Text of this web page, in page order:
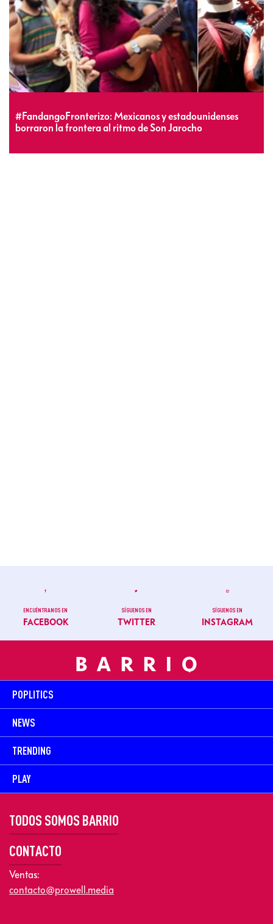
#FandangoFronterizo: Mexicanos y estadounidenses
borraron la frontera al ritmo de Son Jarocho
ENCUÉNTRANOS EN
FACEBOOK
SÍGUENOS EN
TWITTER
SÍGUENOS EN
INSTAGRAM
POPLITICS
NEWS
TRENDING
PLAY
TODOS SOMOS BARRIO
CONTACTO
Ventas:
contacto@prowell.media